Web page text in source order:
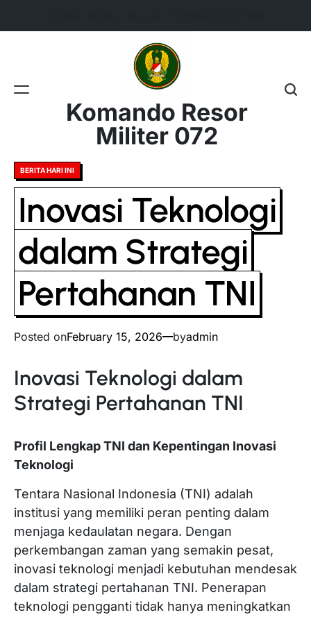
Komando Resor
Militer 072
Posted
in
BERITA HARI INI
Inovasi Teknologi
dalam Strategi
Pertahanan TNI
Posted onFebruary 15, 2026 byadmin
Inovasi Teknologi dalam
Strategi Pertahanan TNI
Profil Lengkap TNI dan Kepentingan Inovasi
Teknologi
Tentara Nasional Indonesia (TNI) adalah
institusi yang memiliki peran penting dalam
menjaga kedaulatan negara. Dengan
perkembangan zaman yang semakin pesat,
inovasi teknologi menjadi kebutuhan mendesak
dalam strategi pertahanan TNI. Penerapan
teknologi pengganti tidak hanya meningkatkan